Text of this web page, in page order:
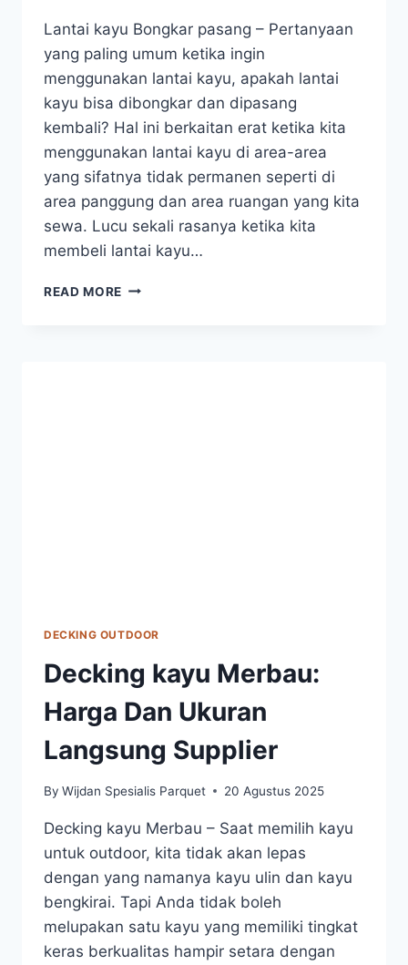
Lantai kayu Bongkar pasang – Pertanyaan
yang paling umum ketika ingin
menggunakan lantai kayu, apakah lantai
kayu bisa dibongkar dan dipasang
kembali? Hal ini berkaitan erat ketika kita
menggunakan lantai kayu di area-area
yang sifatnya tidak permanen seperti di
area panggung dan area ruangan yang kita
sewa. Lucu sekali rasanya ketika kita
membeli lantai kayu…
READ MORE PAKAI
DECKING OUTDOOR
Decking kayu Merbau:
Harga Dan Ukuran
Langsung Supplier
By Wijdan Spesialis Parquet 20 Agustus 2025
Decking kayu Merbau – Saat memilih kayu
untuk outdoor, kita tidak akan lepas
dengan yang namanya kayu ulin dan kayu
bengkirai. Tapi Anda tidak boleh
melupakan satu kayu yang memiliki tingkat
keras berkualitas hampir setara dengan